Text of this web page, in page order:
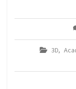
3D,